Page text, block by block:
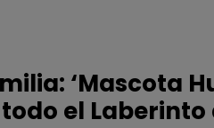
‘Mascota
el